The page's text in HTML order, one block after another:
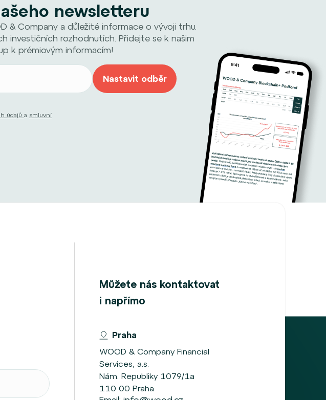
newsletteru
& Company a důležité informace o vývoji trhu.
investičních rozhodnutích. Přidejte se k našim
k prémiovým informacím!
Nastavit odběr
údajů a smluvní
Můžete nás kontaktovat
i napřímo
Praha
WOOD & Company Financial
Services, a.s.
Nám. Republiky 1079/1a
110 00 Praha